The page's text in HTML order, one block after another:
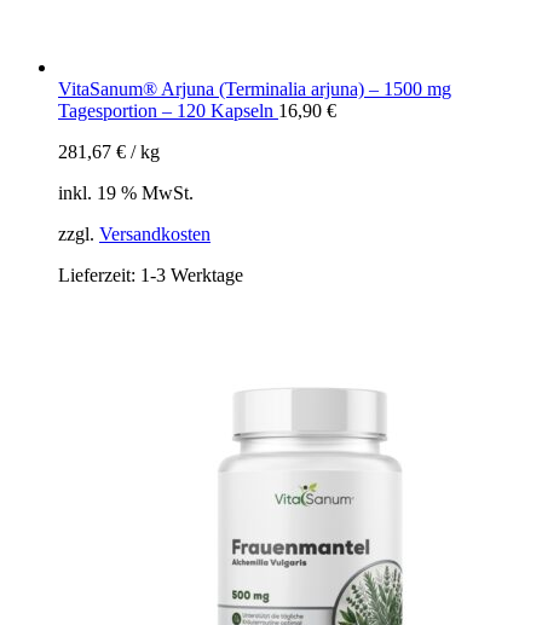
VitaSanum® Arjuna (Terminalia arjuna) – 1500 mg
Tagesportion – 120 Kapseln 16,90 €
281,67 € /kg
inkl. 19 % MwSt.
zzgl. Versandkosten
Lieferzeit: 1-3 Werktage